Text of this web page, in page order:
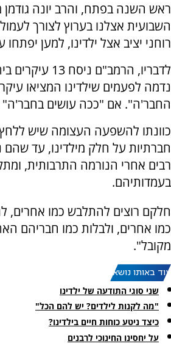
ראש השנה בפתח, והרב יונה
השבועית אצלנו בערוץ לצורך
רוחני יציב אצל ילדינו, למען יפתחו
לדבריו, הרמב"ם
החבר'ה". אם "ככה עושים בחבר'ה"
כוונתו להשפעה העצומה שיש ללחץ
חברתיות על חלק מילדינו, עד שהם
רבים אחרי הנורמה התרבותית,
בעמדותיהם.
חלקם רוצים להתלבש כמו אחרים,
כמו אחרים, ולבלות כמו חבריהם
מקובל".
עוד באותו נושא:
שני סוגי התודעה של ילדינו
"מה לקנות לילדים? יש להם הכל"
כיצד ניטע כוחות חיים בילדינו?
על יחסינו החינוכי לרבנים